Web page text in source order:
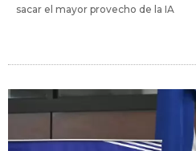
sacar el mayor provecho de la IA